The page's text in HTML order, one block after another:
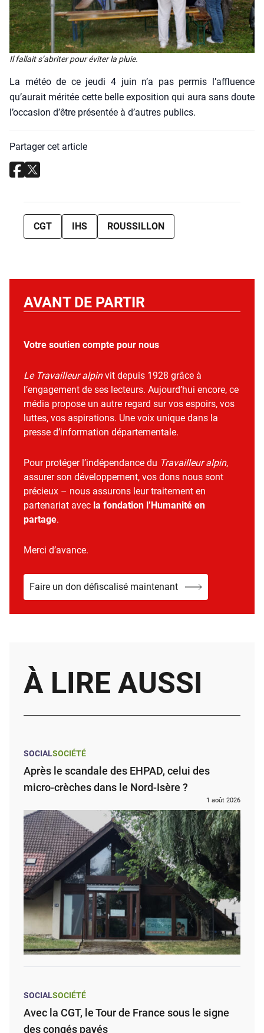
Il fal­lait s’a­bri­ter pour évi­ter la pluie.
La météo de ce jeu­di 4 juin n’a pas per­mis l’af­fluence
qu’au­rait méri­tée cette belle expo­si­tion qui aura sans doute
l’oc­ca­sion d’être pré­sen­tée à d’autres publics.
Partager cet article
CGT IHS ROUSSILLON
AVANT DE PARTIR
Votre soutien compte pour nous
Le Travailleur alpinvit depuis 1928 grâce à
l’engagement de ses lecteurs. Aujourd’hui encore, ce
média propose un autre regard sur vos espoirs, vos
luttes, vos aspirations. Une voix unique dans la
presse d’information départementale.
Pour protéger l’indépendance du Travailleur alpin,
assurer son développement, vos dons nous sont
précieux – nous assurons leur traitement en
partenariat avec la fondation l’Humanité en
partage.
Merci d’avance.
Faire un don défiscalisé maintenant
À LIRE AUSSI
SOCIALSOCIÉTÉ
Après le scandale des EHPAD, celui des
micro-crèches dans le Nord-Isère ?
1 août 2026
SOCIALSOCIÉTÉ
Avec la CGT, le Tour de France sous le signe
des congés payés